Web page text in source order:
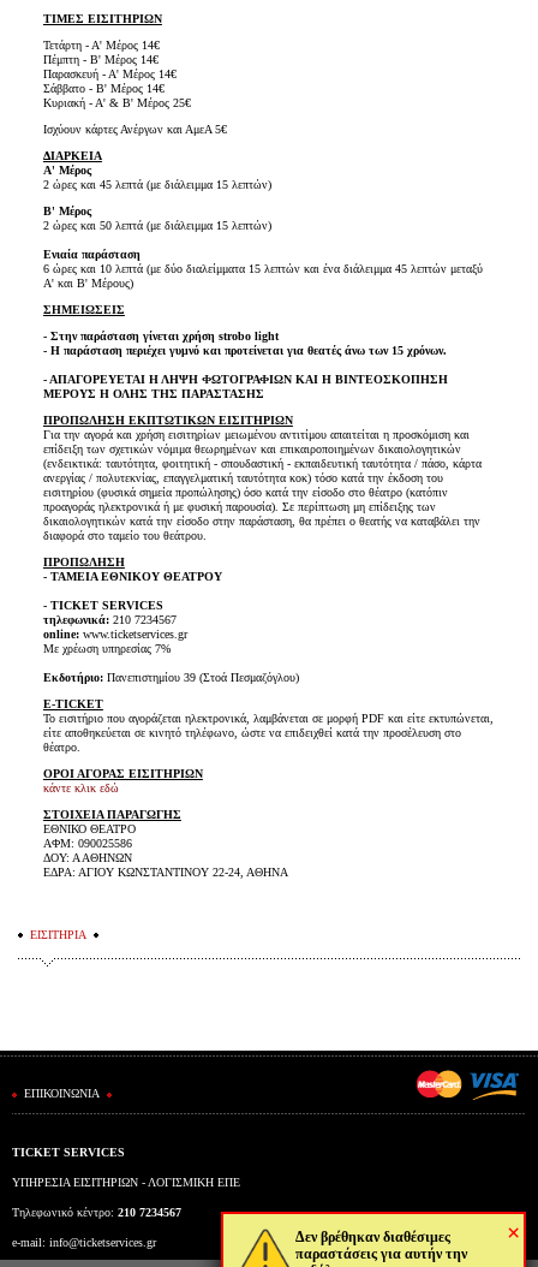
×
Δεν βρέθηκαν διαθέσιμες
παραστάσεις για αυτήν την
ΤΙΜΕΣ ΕΙΣΙΤΗΡΙΩΝ
Τετάρτη - Α' Μέρος 14€
Πέμπτη - Β' Μέρος 14€
Παρασκευή - Α' Μέρος 14€
Σάββατο - Β' Μέρος 14€
Κυριακή - Α' & Β' Μέρος 25€
Ισχύουν κάρτες Ανέργων και ΑμεΑ 5€
ΔΙΑΡΚΕΙΑ
Α' Μέρος
2 ώρες και 45 λεπτά (με διάλειμμα 15 λεπτών)
Β' Μέρος
2 ώρες και 50 λεπτά (με διάλειμμα 15 λεπτών)
Ενιαία παράσταση
6 ώρες και 10 λεπτά (με δύο διαλείμματα 15 λεπτών και ένα διάλειμμα 45 λεπτών μεταξύ
Α' και Β' Μέρους)
ΣΗΜΕΙΩΣΕΙΣ
- Στην παράσταση γίνεται χρήση strobo light
- Η παράσταση περιέχει γυμνό και προτείνεται για θεατές άνω των 15 χρόνων.
- ΑΠΑΓΟΡΕΥΕΤΑΙ Η ΛΗΨΗ ΦΩΤΟΓΡΑΦΙΩΝ ΚΑΙ Η ΒΙΝΤΕΟΣΚΟΠΗΣΗ
ΜΕΡΟΥΣ Η ΟΛΗΣ ΤΗΣ ΠΑΡΑΣΤΑΣΗΣ
ΠΡΟΠΩΛΗΣΗ ΕΚΠΤΩΤΙΚΩΝ ΕΙΣΙΤΗΡΙΩΝ
Για την αγορά και χρήση εισιτηρίων μειωμένου αντιτίμου απαιτείται η προσκόμιση και
επίδειξη των σχετικών νόμιμα θεωρημένων και επικαιροποιημένων δικαιολογητικών
(ενδεικτικά: ταυτότητα, φοιτητική - σπουδαστική - εκπαιδευτική ταυτότητα / πάσο, κάρτα
ανεργίας / πολυτεκνίας, επαγγελματική ταυτότητα κοκ) τόσο κατά την έκδοση του
εισιτηρίου (φυσικά σημεία προπώλησης) όσο κατά την είσοδο στο θέατρο (κατόπιν
προαγοράς ηλεκτρονικά ή με φυσική παρουσία). Σε περίπτωση μη επίδειξης των
δικαιολογητικών κατά την είσοδο στην παράσταση, θα πρέπει ο θεατής να καταβάλει την
διαφορά στο ταμείο του θεάτρου.
ΠΡΟΠΩΛΗΣΗ
- ΤΑΜΕΙΑ ΕΘΝΙΚΟΥ ΘΕΑΤΡΟΥ
- TICKET SERVICES
τηλεφωνικά:210 7234567
online:www.ticketservices.gr
Με χρέωση υπηρεσίας 7%
Εκδοτήριο:Πανεπιστημίου 39 (Στοά Πεσμαζόγλου)
E-TICKET
Το εισιτήριο που αγοράζεται ηλεκτρονικά, λαμβάνεται σε μορφή PDF και είτε εκτυπώνεται,
είτε αποθηκεύεται σε κινητό τηλέφωνο, ώστε να επιδειχθεί κατά την προσέλευση στο
θέατρο.
ΟΡΟΙ ΑΓΟΡΑΣ ΕΙΣΙΤΗΡΙΩΝ
κάντε κλικ εδώ
ΣΤΟΙΧΕΙΑ ΠΑΡΑΓΩΓΗΣ
ΕΘΝΙΚΟ ΘΕΑΤΡΟ
ΑΦΜ: 090025586
ΔΟΥ: Α ΑΘΗΝΩΝ
ΕΔΡΑ: ΑΓΙΟΥ ΚΩΝΣΤΑΝΤΙΝΟΥ 22-24, ΑΘΗΝΑ
ΕΙΣΙΤΗΡΙΑ
ΕΠΙΚΟΙΝΩΝΙΑ
TICKET SERVICES
ΥΠΗΡΕΣΙΑ ΕΙΣΙΤΗΡΙΩΝ - ΛΟΓΙΣΜΙΚΗ ΕΠΕ
Τηλεφωνικό κέντρο: 210 7234567
e-mail: info@ticketservices.gr